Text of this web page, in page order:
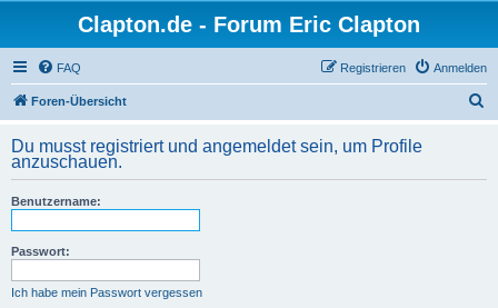
Clapton.de - Forum Eric Clapton
FAQ Anmelden
Registrieren
Foren-Übersicht
h
Du musst registriert und angemeldet sein, um Profile
anzuschauen.
Benutzername:
Passwort:
Ich habe mein Passwort vergessen